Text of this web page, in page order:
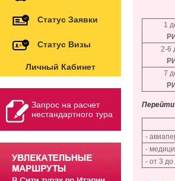
Статус Заявки
Статус Визы
Личный Кабинет
Запрос на расчет
нестандартного тура
1
2-6
7
Перейти
-
-
- от 3